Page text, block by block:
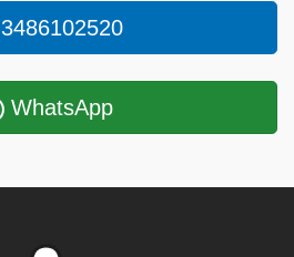
3486102520
WhatsApp